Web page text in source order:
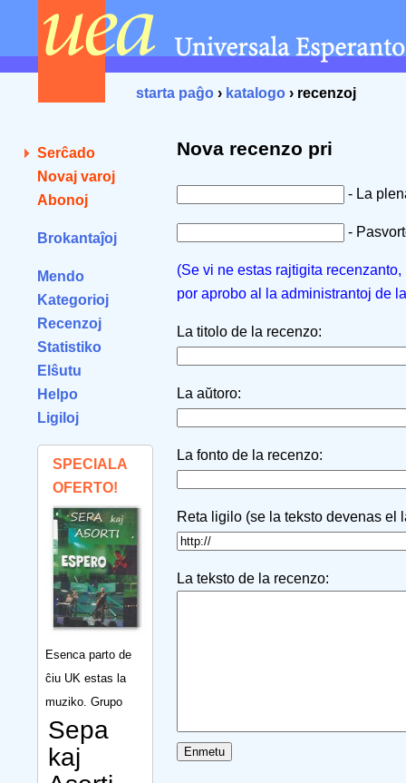
starta paĝo › katalogo › recenzoj
Serĉado
Novaj varoj
Abonoj
Brokantaĵoj
Mendo
Kategorioj
Recenzoj
Statistiko
Elŝutu
Helpo
Ligiloj
SPECIALA
OFERTO!
Esenca parto de
ĉiu UK estas la
muziko. Grupo
Sepa
kaj
Nova recenzo pri
- La
-
(Se vi ne estas rajtigita
por aprobo al la administrantoj de
La titolo de la recenzo:
La aŭtoro:
La fonto de la recenzo:
Reta ligilo (se la teksto devenas el
La teksto de la recenzo: